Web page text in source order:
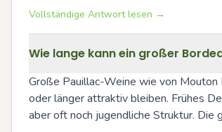
Vollständige Antwort lesen →
Wie lange kann ein großer
Große Pauillac-Weine wie von Mouton
oder länger attraktiv bleiben. Frühes
aber oft noch jugendliche Struktur. Die